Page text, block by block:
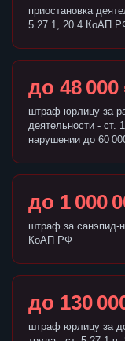
приостановка
5.27.1, 20.4 КоАП
до 48 000
штраф юрлицу за
деятельности - ст.
нарушении до 60
до 1 000
штраф за санэпид-
КоАП РФ
до 130
штраф юрлицу за